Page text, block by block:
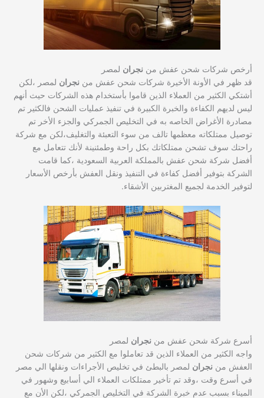
أرخص شركات شحن عفش من نجران لمصر
قد ظهر في الأونة الأخيرة شركات شحن عفش من نجران لمصر ،لكن
أشتكي الكثير من العملاء الذين قاموا بأستخدام هذه الشركات حيث أنهم
ليس لديهم الكفاءة والخبرة الكبيرة في تنفيذ عمليات الشحن فالكثير تم
مصادرة الأغراض الخاصه به في التخليص الجمركي والجزء الأخر تم
توصيل ممتلكاته معظمها تالف من سوء التعبئة والتغليف،لكن مع شركة
راحتك سوف تشحن ممتلكاتك بكل راحة وطمئنينة لأنك تتعامل مع
أفضل شركة شحن عفش بالمملكة العربية السعودية ،كما قامت
الشركة بتوفير أفضل كفاءة في التنفيذ ونقل العفش بأرخص الأسعار
لتوفير الخدمة لجميع المغتربين الأشقاء.
أسرع شركة شحن عفش من نجران لمصر
واجه الكثير من العملاء الذين قد تعاملوا مع الكثير من شركات شحن
العفش من نجران لمصر بالبطئ في تخليص الأجراءات ونقلها الي مصر
في أسرع وقت ،وقد تم تأخير ممتلكات العملاء الي أسابيع وشهور في
الميناء بسبب عدم خبرة الشركة في التخليص الجمركي ،لكن الأن مع